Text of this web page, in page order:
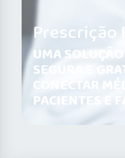
Prescrição
UMA
SEGURA E
CONECTAR
PACIENTES E